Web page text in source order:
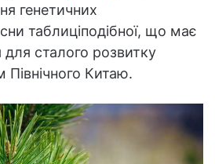
генетичних
таблиціподібної, що має
сталого розвитку
Північного Китаю.